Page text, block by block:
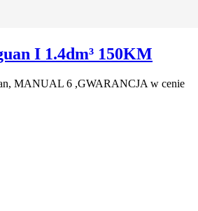
I 1.4dm³ 150KM
MANUAL 6 ,GWARANCJA w cenie